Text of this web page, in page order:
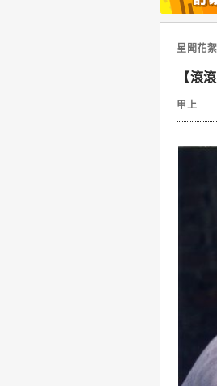
星聞花絮
【滾
甲上